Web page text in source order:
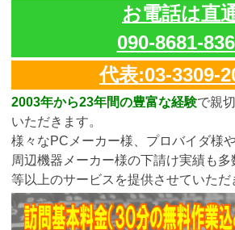
お電話は直
090-8681-
代表:03-3309-
2003年から23年間の豊富な経験で親
いただきます。
様々なPCメーカー様、プロバイダ様
周辺機器メーカー様の下請け実績も多
等以上のサービスを提供させていただ